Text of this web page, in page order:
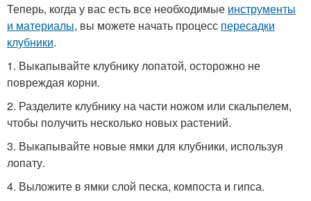
Теперь, когда у вас есть все необходимые инструменты
и материалы, вы можете начать процесс пересадки
клубники.
1. Выкапывайте клубнику лопатой, осторожно не
повреждая корни.
2. Разделите клубнику на части ножом или скальпелем,
чтобы получить несколько новых растений.
3. Выкапывайте новые ямки для клубники, используя
лопату.
4. Выложите в ямки слой песка, компоста и гипса.